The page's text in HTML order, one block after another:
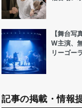
【舞台写
W主演、
リーゴー
記事の掲載・情報